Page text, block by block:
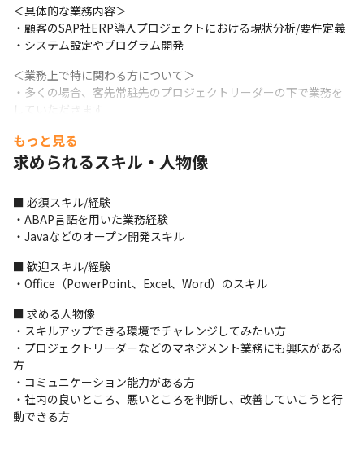
＜具体的な業務内容＞
・顧客のSAP社ERP導入プロジェクトにおける現状分析/要件定義
・システム設定やプログラム開発
＜業務上で特に関わる方について＞
・多くの場合、客先常駐先のプロジェクトリーダーの下で業務を
していただきます
＜サポート体制について＞
・プロジェクトリーダーは参画先によって変わるものの、報連相
と挨拶をしっかりできていれば周りのメンバーがサポートしてく
・現場で問題があった場合や、新しいスキルを身につけたいなど
の相談事項は、メールや電話で営業担当にいつでも伝えることが
できます
＜期待していること＞
・業務アプローチ、現場改善の視点で、システム構築や運用サポ
ートをしていただきたいです
■ この仕事の魅力、面白み
・当社は実際にユーザーとしてもSAP S/4HANAクラウドを自社で
も導入しているので、同じ製造業のユーザーとしての視点を持っ
てお客様に提案できるだけでなく、社内でもSAPコンサルタント
として活躍するチャンスがあります
もっと見る
求められるスキル・人物像
■ 必須スキル/経験
・ABAP言語を用いた業務経験
・Javaなどのオープン開発スキル
■ 歓迎スキル/経験
・Office（PowerPoint、Excel、Word）のスキル
■ 求める人物像
・スキルアップできる環境でチャレンジしてみたい方
・プロジェクトリーダーなどのマネジメント業務にも興味がある
方
・コミュニケーション能力がある方
・社内の良いところ、悪いところを判断し、改善していこうと行
動できる方